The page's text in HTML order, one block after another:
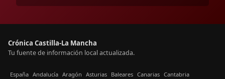
Crónica Castilla-La Mancha
Tu fuente de información local actualizada.
España Andalucía Aragón Asturias Baleares Canarias Cantabria